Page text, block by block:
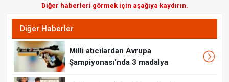
Diğer haberleri görmek için aşağıya kaydırın.
Diğer Haberler
Milli atıcılardan Avrupa
Şampiyonası'nda 3 madalya